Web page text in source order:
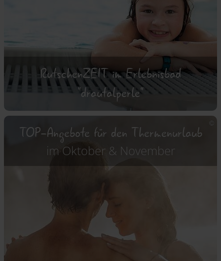
RutschenZEIT im Erlebnisbad
"drautalperle"
TOP-Angebote für den Thermenurlaub
im Oktober & November